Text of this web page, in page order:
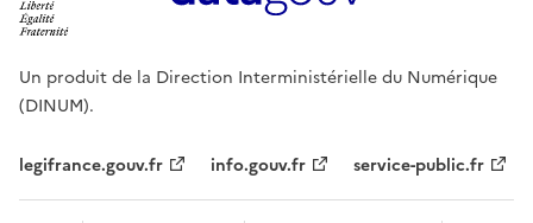
Un produit de la Direction Interministérielle du Numérique
(DINUM).
legifrance.gouv.fr info.gouv.fr service-public.fr